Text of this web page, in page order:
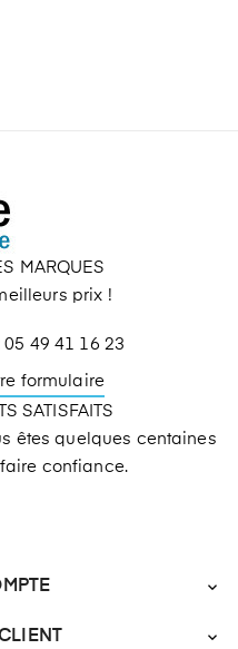
MARQUES
prix !
05 49 41 16 23
formulaire
SATISFAITS
êtes quelques centaines
confiance.

